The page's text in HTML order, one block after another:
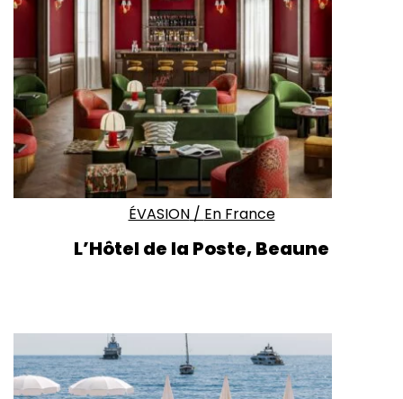
ÉVASION/ En France
L’Hôtel de la Poste, Beaune